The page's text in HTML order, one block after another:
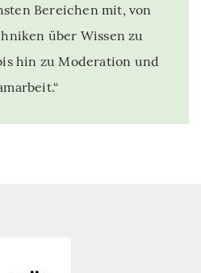
Bereichen mit, von
über Wissen zu
hin zu Moderation und